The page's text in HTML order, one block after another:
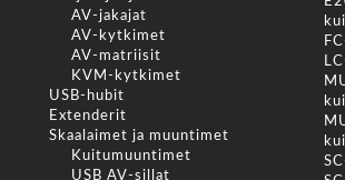
AV-jakajat
AV-kytkimet
AV-matriisit
KVM-kytkimet
USB-hubit
Extenderit
Skaalaimet ja muuntimet
Kuitumuuntimet
USB AV-sillat